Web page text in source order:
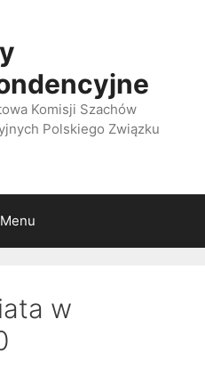
Komisji Szachów
Polskiego Związku
Menu
w